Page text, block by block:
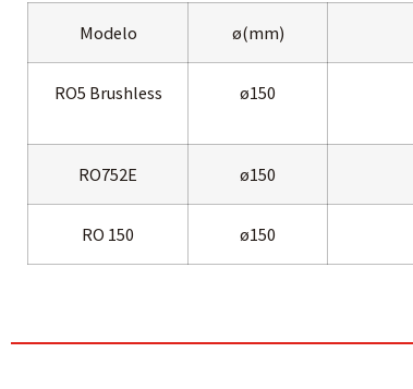
Modelo ø(mm)
RO5 Brushless ø150
RO752E ø150
RO 150 ø150